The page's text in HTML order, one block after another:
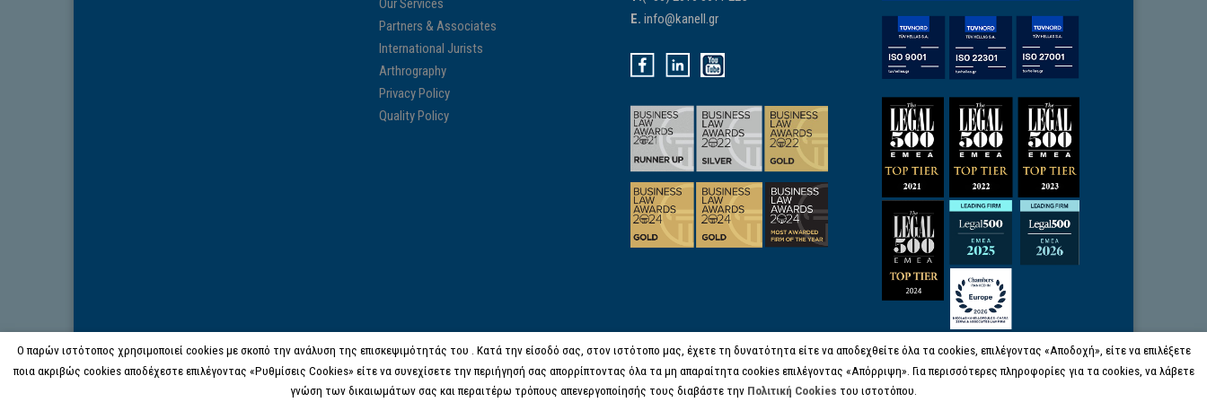
Our Services
Partners & Associates
International Jurists
Arthrography
Privacy Policy
Quality Policy
E. info@kanell.gr
Ο παρών ιστότοπος χρησιμοποιεί cookies με σκοπό την ανάλυση της επισκεψιμότητάς του . Κατά την είσοδό σας, στον ιστότοπο μας, έχετε τη δυνατότητα είτε να αποδεχθείτε όλα τα cookies, επιλέγοντας «Αποδοχή», είτε να επιλέξετε
ποια ακριβώς cookies αποδέχεστε επιλέγοντας «Ρυθμίσεις Cookies» είτε να συνεχίσετε την περιήγησή σας απορρίπτοντας όλα τα μη απαραίτητα cookies επιλέγοντας «Απόρριψη». Για περισσότερες πληροφορίες για τα cookies, να λάβετε
γνώση των δικαιωμάτων σας και περαιτέρω τρόπους απενεργοποίησής τους διαβάστε την Πολιτική Cookies του ιστοτόπου.